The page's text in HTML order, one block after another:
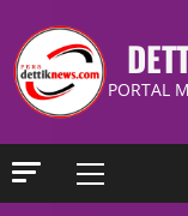
PORTAL